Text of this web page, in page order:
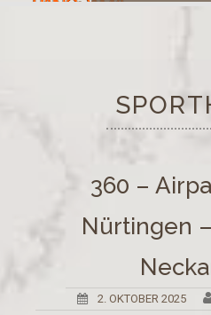
360 –
Nürtingen
2. OKTOBER 2025